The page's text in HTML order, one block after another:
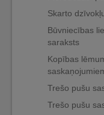
Skarto
Būvniecības
saraksts
Kopības
Trešo pušu
Trešo pušu